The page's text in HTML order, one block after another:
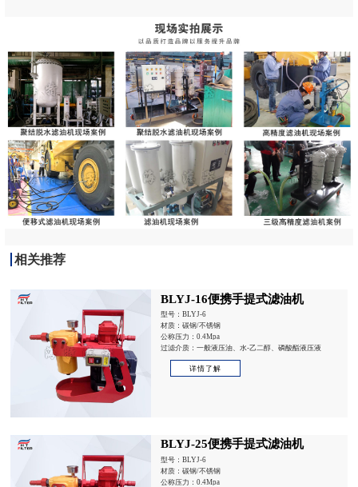
相关推荐
BLYJ-16便携手提式滤油机
型号：BLYJ-6
材质：碳钢/不锈钢
公称压力：0.4Mpa
过滤介质：一般液压油、水-乙二醇、磷酸酯液压液
详情了解
BLYJ-25便携手提式滤油机
型号：BLYJ-6
材质：碳钢/不锈钢
公称压力：0.4Mpa